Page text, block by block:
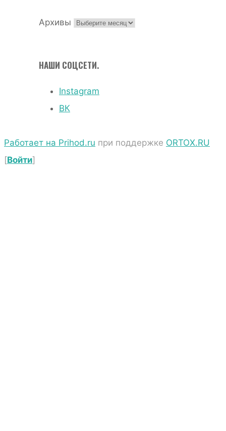
Архивы
НАШИ СОЦСЕТИ.
Instagram
ВК
Работает на Prihod.ru при поддержке ORTOX.RU
[Войти]